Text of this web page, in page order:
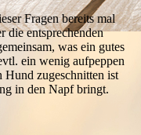
Fragen bereits mal
die entsprechenden
was ein gutes
ein wenig aufpeppen
Hund zugeschnitten ist
in den Napf bringt.